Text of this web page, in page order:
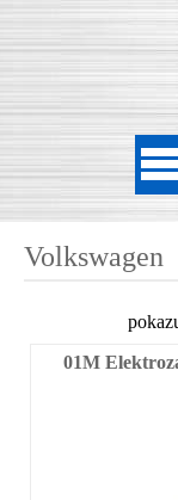
Volkswagen
01M